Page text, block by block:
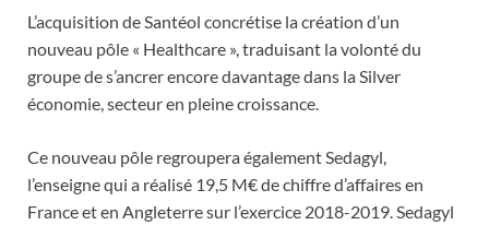
L’acquisition de Santéol concrétise la création d’un
nouveau pôle « Healthcare », traduisant la volonté du
groupe de s’ancrer encore davantage dans la Silver
économie, secteur en pleine croissance.
Ce nouveau pôle regroupera également Sedagyl,
l’enseigne qui a réalisé 19,5 M€ de chiffre d’affaires en
France et en Angleterre sur l’exercice 2018-2019. Sedagyl